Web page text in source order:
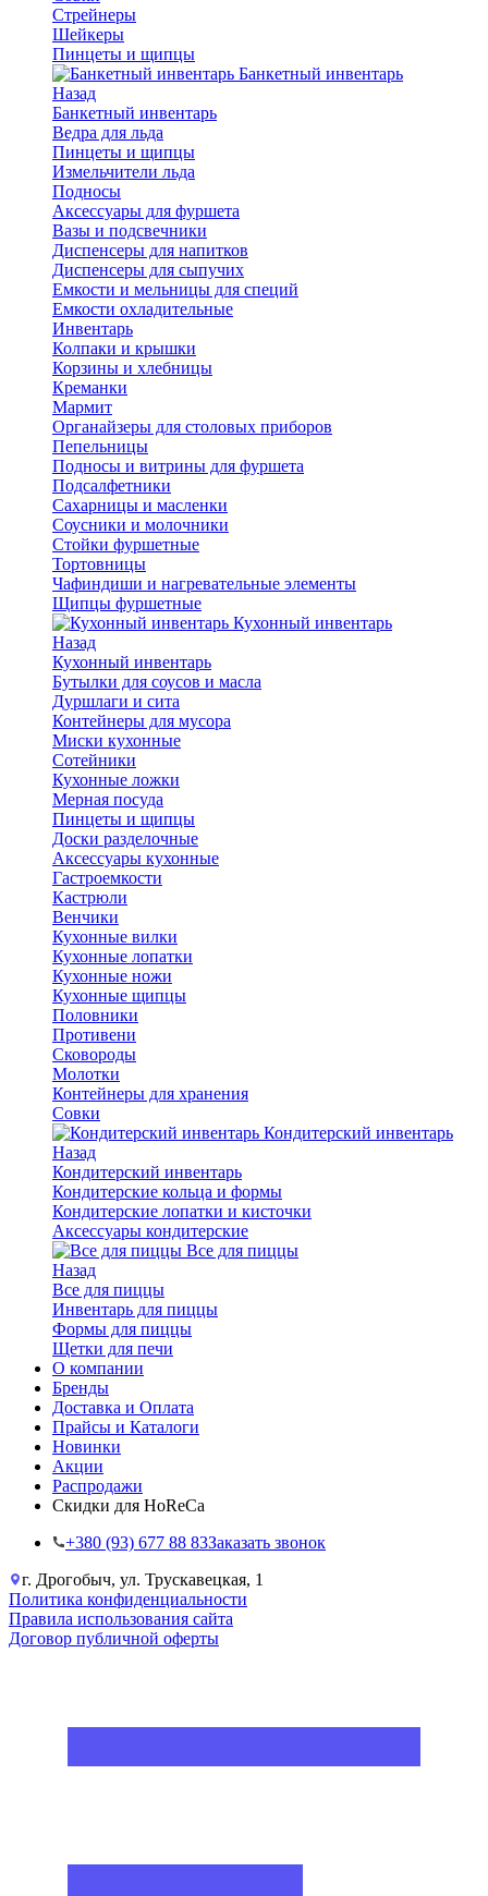
Стрейнеры
Шейкеры
Пинцеты и щипцы
Банкетный инвентарь
Назад
Банкетный инвентарь
Ведра для льда
Пинцеты и щипцы
Измельчители льда
Подносы
Аксессуары для фуршета
Вазы и подсвечники
Диспенсеры для напитков
Диспенсеры для сыпучих
Емкости и мельницы для специй
Емкости охладительные
Инвентарь
Колпаки и крышки
Корзины и хлебницы
Креманки
Мармит
Органайзеры для столовых приборов
Пепельницы
Подносы и витрины для фуршета
Подсалфетники
Сахарницы и масленки
Соусники и молочники
Стойки фуршетные
Тортовницы
Чафиндиши и нагревательные элементы
Щипцы фуршетные
Кухонный инвентарь
Назад
Кухонный инвентарь
Бутылки для соусов и масла
Дуршлаги и сита
Контейнеры для мусора
Миски кухонные
Сотейники
Кухонные ложки
Мерная посуда
Пинцеты и щипцы
Доски разделочные
Аксессуары кухонные
Гастроемкости
Кастрюли
Венчики
Кухонные вилки
Кухонные лопатки
Кухонные ножи
Кухонные щипцы
Половники
Противени
Сковороды
Молотки
Контейнеры для хранения
Совки
Кондитерский инвентарь
Назад
Кондитерский инвентарь
Кондитерские кольца и формы
Кондитерские лопатки и кисточки
Аксессуары кондитерские
Все для пиццы
Назад
Все для пиццы
Инвентарь для пиццы
Формы для пиццы
Щетки для печи
О компании
Бренды
Доставка и Оплата
Прайсы и Каталоги
Новинки
Акции
Распродажи
Скидки для HoReCa
+38‎0 (93) 677 88 83Заказать звонок
г. Дрогобыч, ул. Трускавецкая, 1
Политика конфиденциальности
Правила использования сайта
Договор публичной оферты